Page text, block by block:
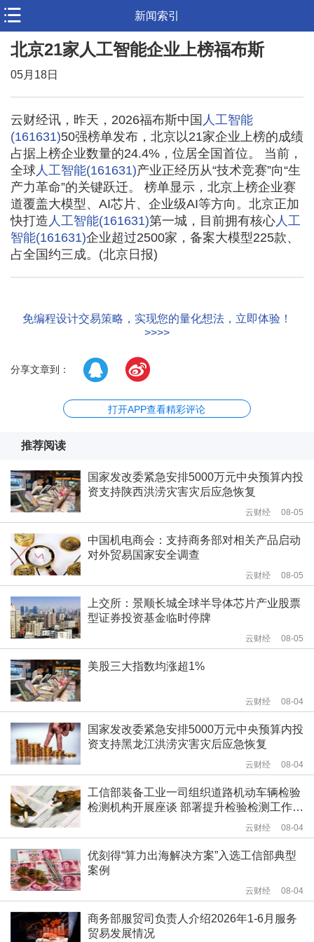
新闻索引
北京21家人工智能企业上榜福布斯
05月18日
云财经讯，昨天，2026福布斯中国 人工智能
(161631)50强榜单发布，北京以21家企业上榜的成绩
占据上榜企业数量的24.4%，位居全国首位。 当前，
全球 人工智能(161631)产业正经历从“技术竞赛”向“生
产力革命”的关键跃迁。 榜单显示，北京上榜企业赛
道覆盖大模型、AI芯片、企业级AI等方向。北京正加
快打造 人工智能(161631)第一城，目前拥有核心人工
智能(161631)企业超过2500家，备案大模型225款、
占全国约三成。(北京日报)
免编程设计交易策略，实现您的量化想法，立即体验！
>>>>
分享文章到：
打开APP查看精彩评论
推荐阅读
国家发改委紧急安排5000万元中央预算内投
资支持陕西洪涝灾害灾后应急恢复
云财经 08-05
中国机电商会：支持商务部对相关产品启动
对外贸易国家安全调查
云财经 08-05
上交所：景顺长城全球半导体芯片产业股票
型证券投资基金临时停牌
云财经 08-05
美股三大指数均涨超1%
云财经 08-04
国家发改委紧急安排5000万元中央预算内投
资支持黑龙江洪涝灾害灾后应急恢复
云财经 08-04
工信部装备工业一司组织道路机动车辆检验
检测机构开展座谈 部署提升检验检测工作质
云财经 08-04
优刻得“算力出海解决方案”入选工信部典型
案例
云财经 08-04
商务部服贸司负责人介绍2026年1-6月服务
贸易发展情况